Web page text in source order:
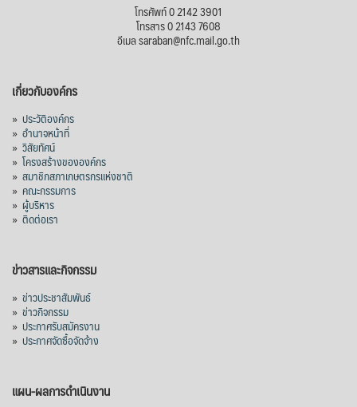
โทรศัพท์ 0 2142 3901
โทรสาร 0 2143 7608
อีเมล saraban@nfc.mail.go.th
เกี่ยวกับองค์กร
» ประวัติองค์กร
» อำนาจหน้าที่
» วิสัยทัศน์
» โครงสร้างขององค์กร
» สมาชิกสภาเกษตรกรแห่งชาติ
» คณะกรรมการ
» ผู้บริหาร
» ติดต่อเรา
ข่าวสารและกิจกรรม
» ข่าวประชาสัมพันธ์
» ข่าวกิจกรรม
» ประกาศรับสมัครงาน
» ประกาศจัดซื้อจัดจ้าง
แผน-ผลการดำเนินงาน